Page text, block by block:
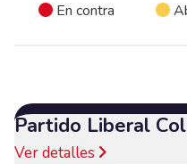
En contra
Partido Liberal
Ver detalles